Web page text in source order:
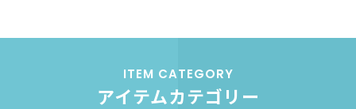
ITEM CATEGORY
アイテムカテゴリー